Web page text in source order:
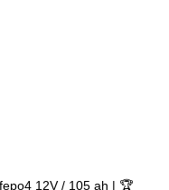
12V / 105 ah | 🏆